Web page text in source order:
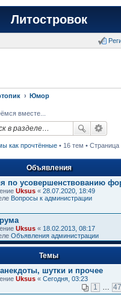
Литостровок
Юмор
вместе...
как прочтённые • 16 тем • Страница
Объявления
по усовершенствованию
Uksus « 28.07.2020, 18:49
Вопросы к администрации
Uksus « 18.02.2013, 08:17
Объявления администрации
Темы
шутки и прочее
Uksus « Сегодня, 03:23
1